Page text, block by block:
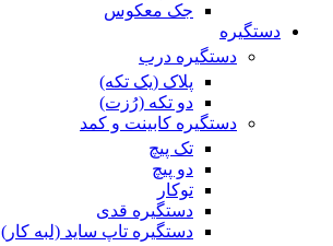
جک معکوس
دستگیره
دستگیره درب
پلاک (یک تکه)
دو تکه (رُزت)
دستگیره کابینت و کمد
تک پیچ
دو پیچ
توکار
دستگیره قدی
دستگیره تاپ ساید (لبه کار)